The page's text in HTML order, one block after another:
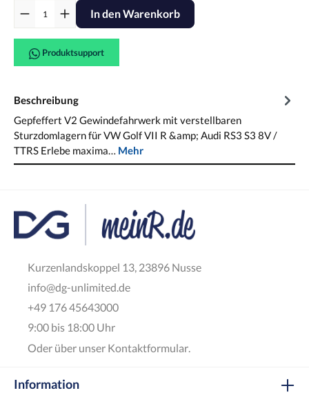
In den Warenkorb
Produktsupport
Beschreibung
Gepfeffert V2 Gewindefahrwerk mit verstellbaren
Sturzdomlagern für VW Golf VII R &amp; Audi RS3 S3 8V /
TTRS Erlebe maxima… Mehr
Kurzenlandskoppel 13, 23896 Nusse
info@dg-unlimited.de
+49 176 45643000
9:00 bis 18:00 Uhr
Oder über unser Kontaktformular.
Information